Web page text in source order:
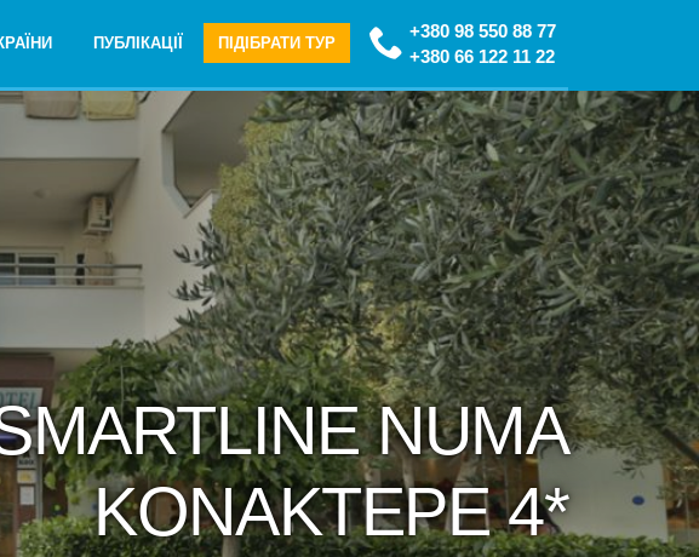
+380 98 550 88 77
+380 66 122 11 22
ПУБЛІКАЦІЇ ПІДІБРАТИ ТУР
NUMA
KONAKTEPE 4*